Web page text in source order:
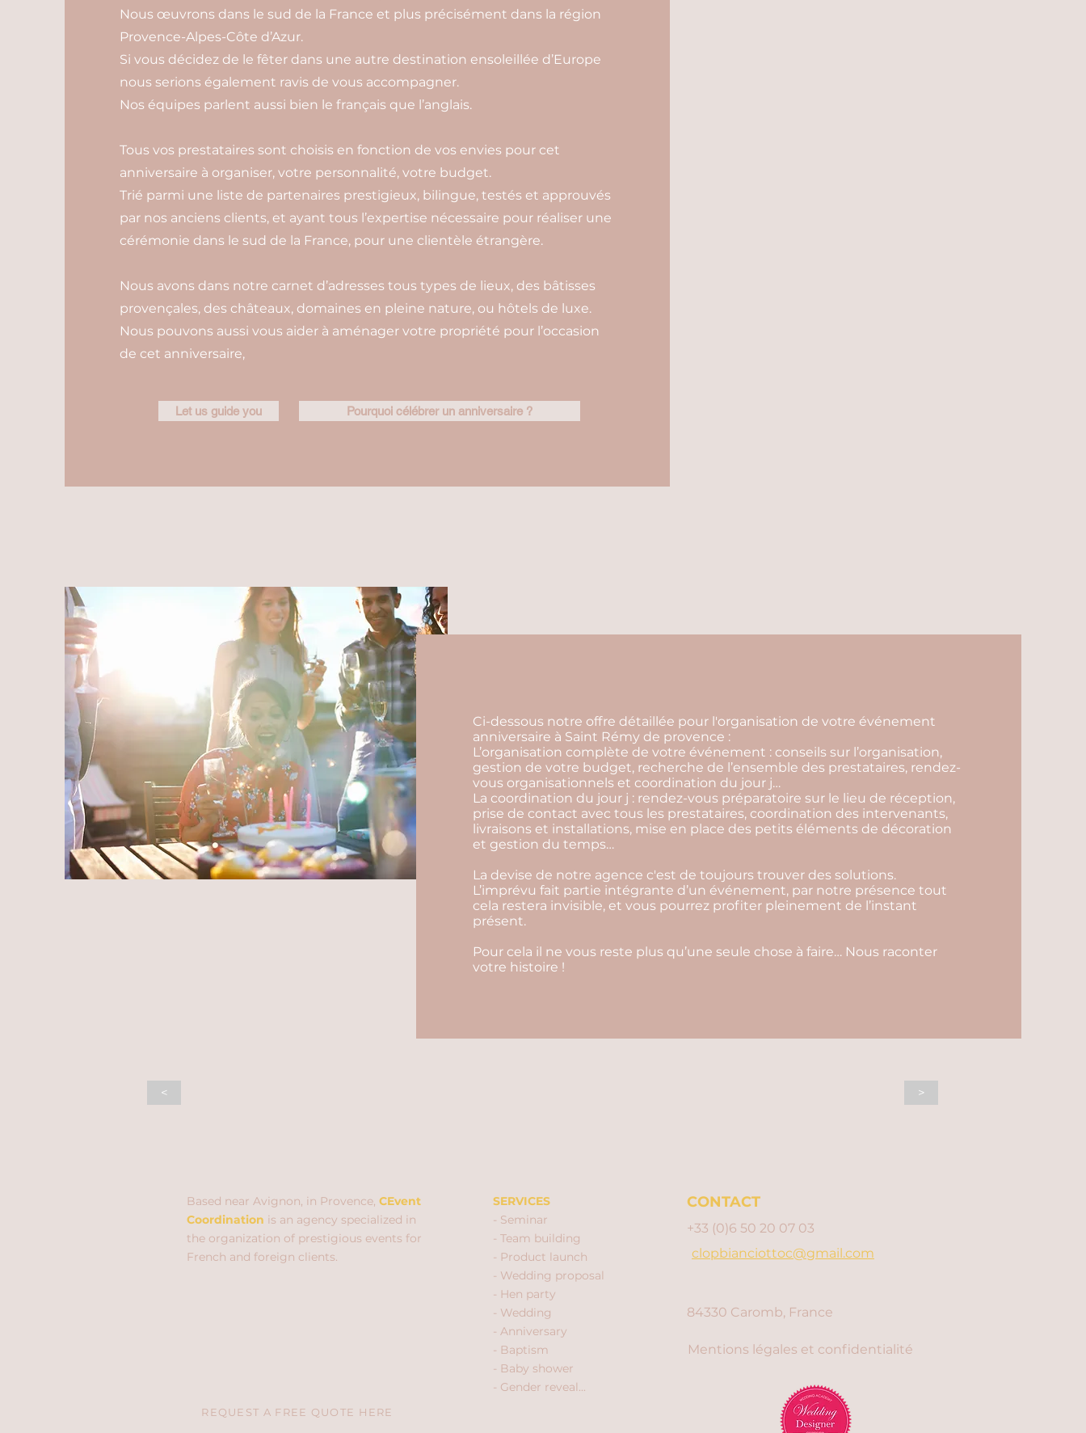
Nous œuvrons dans le sud de la France et plus précisément dans la région
Provence-Alpes-Côte d’Azur.
Si vous décidez de le fêter dans une autre destination ensoleillée d’Europe
nous serions également ravis de vous accompagner.
Nos équipes parlent aussi bien le français que l’anglais.
Tous vos prestataires sont choisis en fonction de vos envies pour cet
anniversaire à organiser, votre personnalité, votre budget.
Trié parmi une liste de partenaires prestigieux, bilingue, testés et approuvés
par nos anciens clients, et ayant tous l’expertise nécessaire pour réaliser une
cérémonie dans le sud de la France, pour une clientèle étrangère.
Nous avons dans notre carnet d’adresses tous types de lieux, des bâtisses
provençales, des châteaux, domaines en pleine nature, ou hôtels de luxe.
Nous pouvons aussi vous aider à aménager votre propriété pour l’occasion
de cet anniversaire,
Let us guide you Pourquoi célébrer un anniversaire ?
Ci-dessous notre offre détaillée pour l'organisation de votre événement
anniversaire à Saint Rémy de provence :
L’organisation complète de votre événement : conseils sur l’organisation,
gestion de votre budget, recherche de l’ensemble des prestataires, rendez-
vous organisationnels et coordination du jour j…
La coordination du jour j : rendez-vous préparatoire sur le lieu de réception,
prise de contact avec tous les prestataires, coordination des intervenants,
livraisons et installations, mise en place des petits éléments de décoration
et gestion du temps…
La devise de notre agence c'est de toujours trouver des solutions.
L’imprévu fait partie intégrante d’un événement, par notre présence tout
cela restera invisible, et vous pourrez profiter pleinement de l’instant
présent.
Pour cela il ne vous reste plus qu’une seule chose à faire… Nous raconter
votre histoire !
< >
Based near Avignon, in Provence, CEvent
Coordination is an agency specialized in
the organization of prestigious events for
French and foreign clients.
REQUEST A FREE QUOTE HERE
SERVICES
- Seminar
- Team building
- Product launch
- Wedding proposal
- Hen party
- Wedding
- Anniversary
- Baptism
- Baby shower
- Gender reveal...
CONTACT
+33 (0)6 50 20 07 03
clopbianciottoc@gmail.com
84330 Caromb, France
Mentions légales et confidentialité